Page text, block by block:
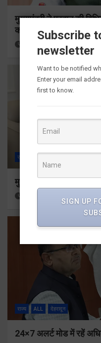
मुख्यमंत्री ने प्रदान की
करोड़ की वित्तीय स्वीकृति
53 minutes ago
राज्य
मुख्यमंत्री से महानिदेशक
राज्य ALL देहरादून
24×7 अलर्ट मोड में रहें
Subscribe
newsletter
Want to be notified
Enter your email
first to know.
SIGN UP